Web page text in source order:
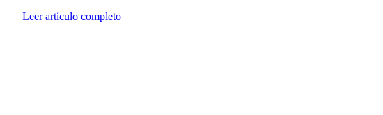
Leer artículo completo